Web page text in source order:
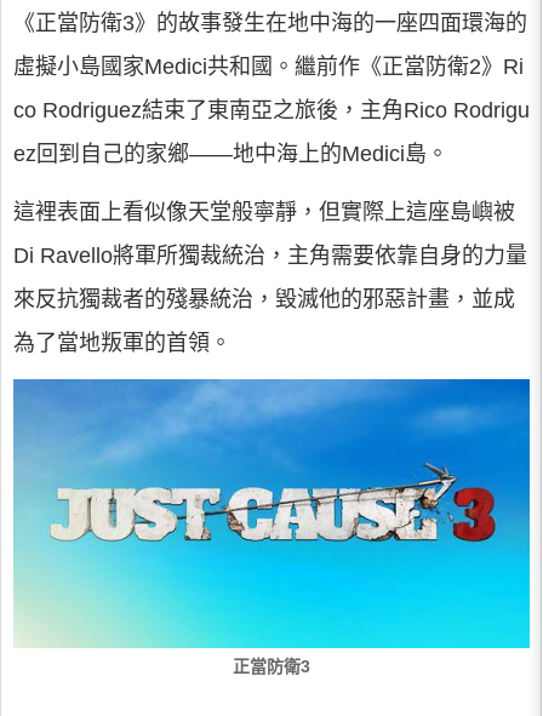
《正當防衛3》的故事發生在地中海的一座四面環海的
虛擬小島國家Medici共和國。繼前作《正當防衛2》Ri
co Rodriguez結束了東南亞之旅後，主角Rico Rodrigu
ez回到自己的家鄉——地中海上的Medici島。
這裡表面上看似像天堂般寧靜，但實際上這座島嶼被
Di Ravello將軍所獨裁統治，主角需要依靠自身的力量
來反抗獨裁者的殘暴統治，毀滅他的邪惡計畫，並成
為了當地叛軍的首領。
正當防衛3